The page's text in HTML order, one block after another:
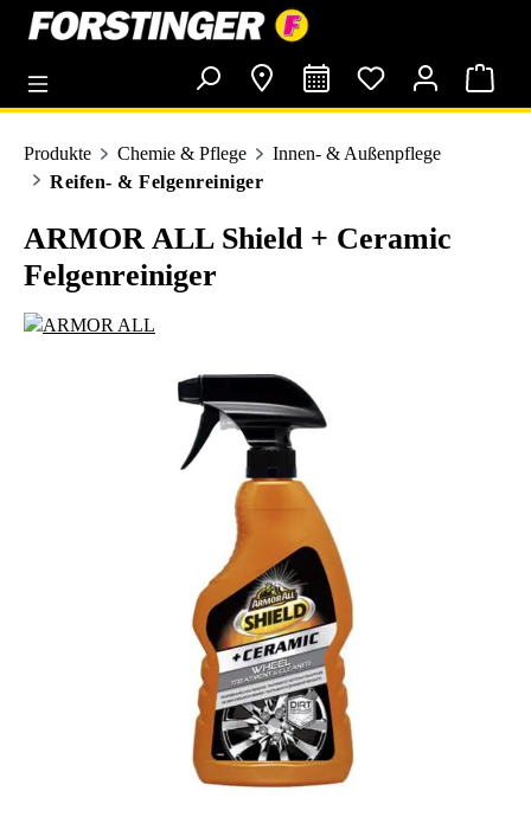
springen
Produkte Chemie & Pflege
Innen- & Außenpflege
Reifen- & Felgenreiniger
ARMOR ALL Shield + Ceramic
Felgenreiniger
Bildergalerie überspringen